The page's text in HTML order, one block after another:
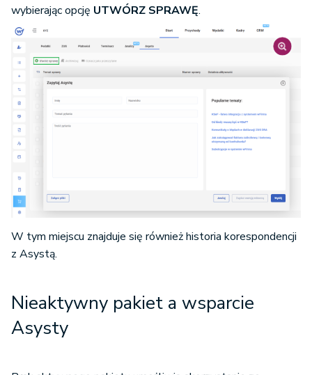
wybierając opcję UTWÓRZ SPRAWĘ.
W tym miejscu znajduje się również historia korespondencji
z Asystą.
Nieaktywny pakiet a wsparcie
Asysty